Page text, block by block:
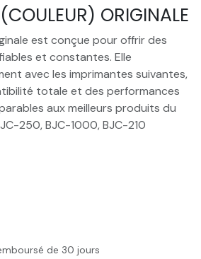
ORIGINALE
est conçue pour offrir des
et constantes. Elle
avec les imprimantes suivantes,
totale et des performances
aux meilleurs produits du
250, BJC-1000, BJC-210
de 30 jours